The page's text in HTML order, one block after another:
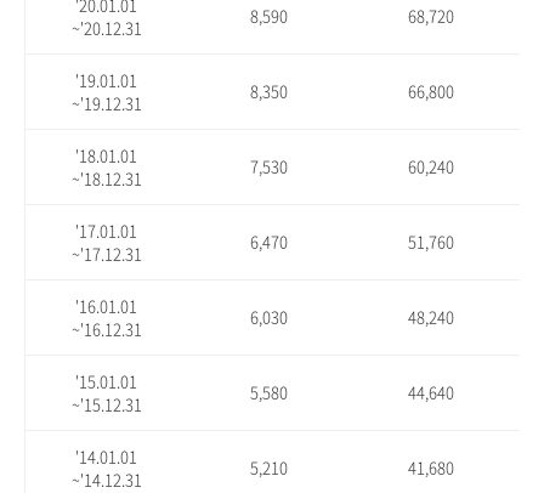
~'20.12.31
8,590 68,720
'19.01.01
~'19.12.31
8,350 66,800
'18.01.01
~'18.12.31
7,530 60,240
'17.01.01
~'17.12.31
6,470 51,760
'16.01.01
~'16.12.31
6,030 48,240
'15.01.01
~'15.12.31
5,580 44,640
'14.01.01
~'14.12.31
5,210 41,680